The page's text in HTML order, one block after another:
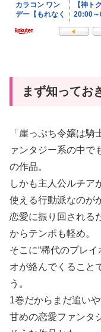
まず知ってお
「崖っぷち令嬢は
ァンタジー系の中で
の作品。
しかも主人公ルチア
使える行動派なのが
恋愛に振り回される
からテンポも軽め。
そこに“稀代のプレ
オが絡んでくること
う。
1巻だからまだ追い
甘めの恋愛ファンタ